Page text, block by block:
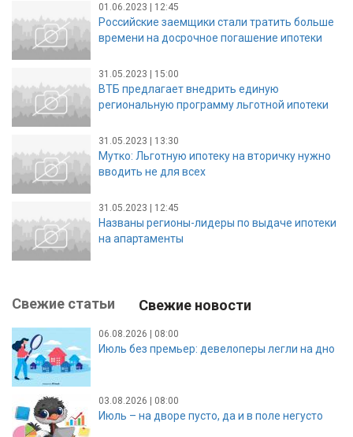
01.06.2023 | 12:45
Российские заемщики стали тратить больше
времени на досрочное погашение ипотеки
31.05.2023 | 15:00
ВТБ предлагает внедрить единую
региональную программу льготной ипотеки
31.05.2023 | 13:30
Мутко: Льготную ипотеку на вторичку нужно
вводить не для всех
31.05.2023 | 12:45
Названы регионы-лидеры по выдаче ипотеки
на апартаменты
Свежие статьи Свежие новости
06.08.2026 | 08:00
Июль без премьер: девелоперы легли на дно
03.08.2026 | 08:00
Июль – на дворе пусто, да и в поле негусто